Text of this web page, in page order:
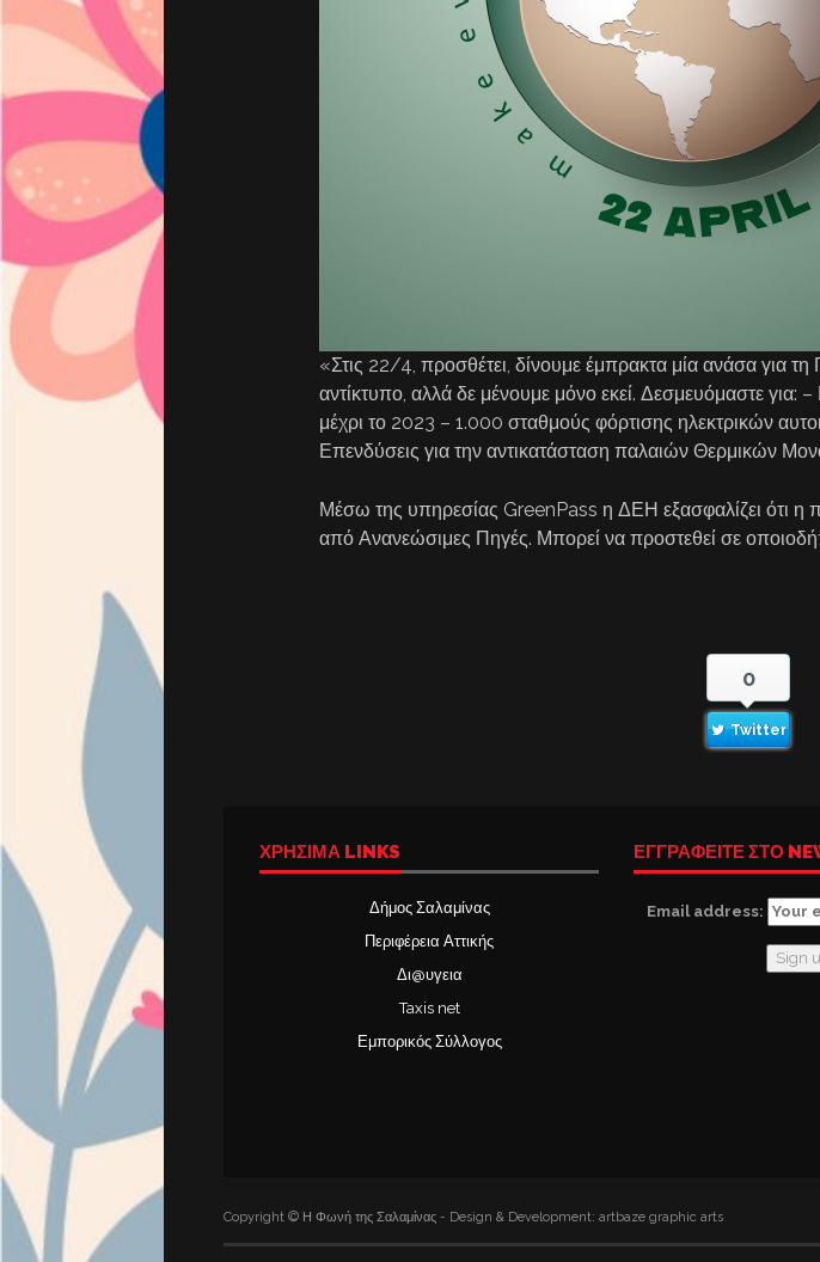
«Στις 22/4, προσθέτει, δίνουμε έμπρακτα μία ανάσα για
αντίκτυπο, αλλά δε μένουμε μόνο εκεί. Δεσμευόμαστε για:
μέχρι το 2023 – 1.000 σταθμούς φόρτισης ηλεκτρικών
Επενδύσεις για την αντικατάσταση παλαιών Θερμικών
Μέσω της υπηρεσίας GreenPass η ΔΕΗ εξασφαλίζει ότι η
από Ανανεώσιμες Πηγές. Μπορεί να προστεθεί σε
0
Twitter
ΧΡΉΣΙΜΑ LINKS
Δήμος Σαλαμίνας
Περιφέρεια Αττικής
Δι@υγεια
Taxis net
Εμπορικός Σύλλογος
ΕΓΓΡΑΦΕΙΤΕ ΣΤΟ
Email address:
Copyright © Η Φωνή της Σαλαμίνας - Design & Development: artbaze graphic arts